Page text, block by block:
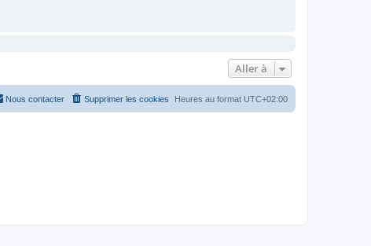
Aller à
Heures au format UTC+02:00
Supprimer les cookies
Nous contacter